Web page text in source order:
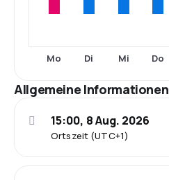
Mo Di Mi Do
Allgemeine Informationen
Ortszeit (UTC+1)
15:00, 8 Aug. 2026